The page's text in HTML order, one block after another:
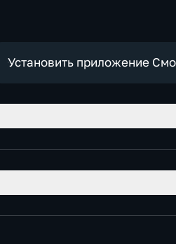
Установить приложение